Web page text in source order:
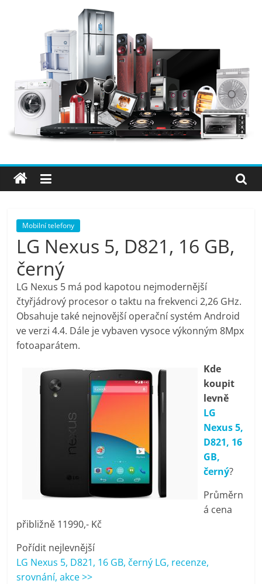
Elektro
OK
–
nejlepší
elektronika
porovnání,
pračky,
televize,
notebooky,
mobilní
telefony,
kávovary,
bazény
elektronika
porovnání
Elektro
OK,
recenze,
Mobilní telefony
LG Nexus 5, D821, 16 GB,
černý
LG Nexus 5 má pod kapotou nejmodernější
čtyřjádrový procesor o taktu na frekvenci 2,26 GHz.
Obsahuje také nejnovější operační systém Android
ve verzi 4.4. Dále je vybaven vysoce výkonným 8Mpx
fotoaparátem.
Kde
koupit
levně
LG
Nexus 5,
D821, 16
GB,
černý?
Průměrn
á cena
přibližně 11990,- Kč
Pořídit nejlevnější
LG Nexus 5, D821, 16 GB, černý LG, recenze,
srovnání, akce >>